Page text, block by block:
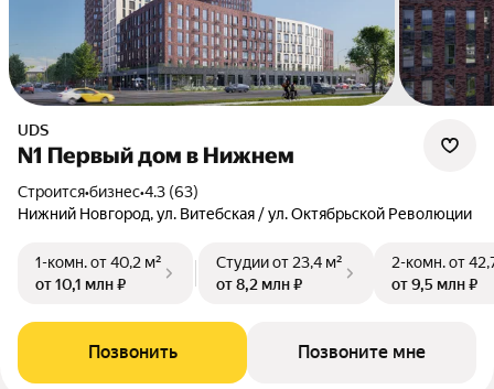
UDS
N1 Первый дом в Нижнем
Строится•бизнес•4.3 (63)
Нижний Новгород, ул. Витебская / ул. Октябрьской Революции
1-комн.от 40,2 м²
от 10,1 млн ₽
Студииот 23,4 м²
от 8,2 млн ₽
2-комн.от
от 9,5 млн ₽
Позвонить Позвоните мне